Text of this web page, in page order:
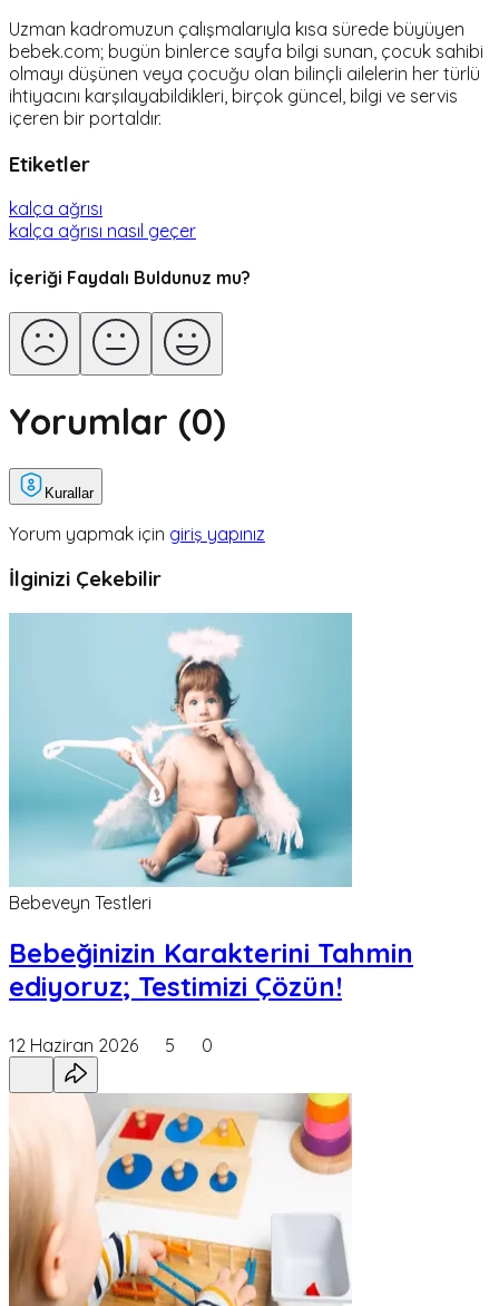
Uzman kadromuzun çalışmalarıyla kısa sürede büyüyen
bebek.com; bugün binlerce sayfa bilgi sunan, çocuk sahibi
olmayı düşünen veya çocuğu olan bilinçli ailelerin her türlü
ihtiyacını karşılayabildikleri, birçok güncel, bilgi ve servis
içeren bir portaldır.
Etiketler
kalça ağrısı
kalça ağrısı nasıl geçer
İçeriği Faydalı Buldunuz mu?
Yorumlar (0)
Kurallar
Yorum yapmak için giriş yapınız
İlginizi Çekebilir
Bebeveyn Testleri
Bebeğinizin Karakterini Tahmin
ediyoruz; Testimizi Çözün!
12 Haziran 2026 5 0